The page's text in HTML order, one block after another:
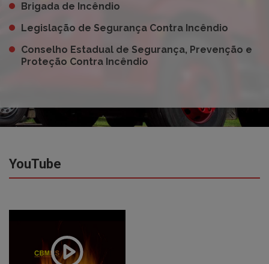
Brigada de Incêndio
Legislação de Segurança Contra Incêndio
Conselho Estadual de Segurança, Prevenção e
Proteção Contra Incêndio
YouTube